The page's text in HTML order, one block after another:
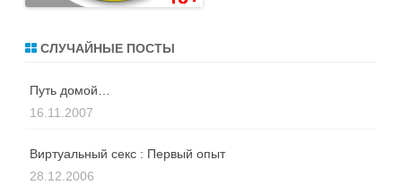
СЛУЧАЙНЫЕ ПОСТЫ
Путь домой…
16.11.2007
Виртуальный секс : Первый опыт
28.12.2006